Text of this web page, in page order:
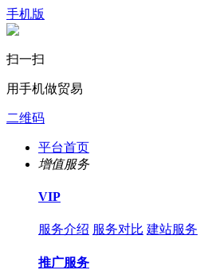
手机版
扫一扫
用手机做贸易
二维码
平台首页
增值服务
VIP
服务介绍 服务对比 建站服务
推广服务